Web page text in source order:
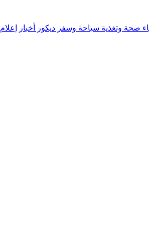
صحة وتغذية سياحة وسفر ديكور أخبار إعلام